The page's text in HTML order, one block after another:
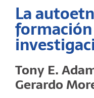
La
Tony E.
Gerardo